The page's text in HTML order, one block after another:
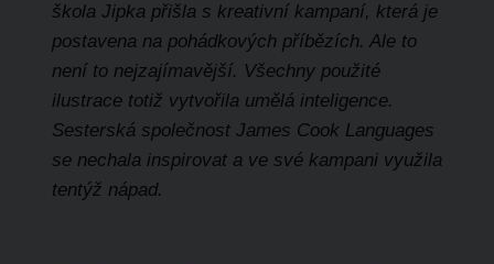
škola Jipka přišla s kreativní kampaní, která je
postavena na pohádkových příbězích. Ale to
není to nejzajímavější. Všechny použité
ilustrace totiž vytvořila umělá inteligence.
Sesterská společnost James Cook Languages
se nechala inspirovat a ve své kampani využila
tentýž nápad.